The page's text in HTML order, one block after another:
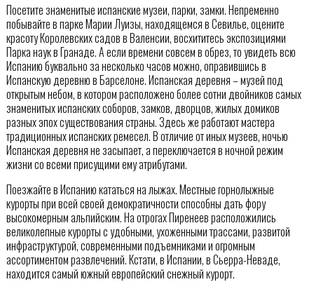
Посетите знаменитые испанские музеи, парки, замки. Непременно
побывайте в парке Марии Луизы, находящемся в Севилье, оцените
красоту Королевских садов в Валенсии, восхититесь экспозициями
Парка наук в Гранаде. А если времени совсем в обрез, то увидеть всю
Испанию буквально за несколько часов можно, оправившись в
Испанскую деревню в Барселоне. Испанская деревня – музей под
открытым небом, в котором расположено более сотни двойников самых
знаменитых испанских соборов, замков, дворцов, жилых домиков
разных эпох существования страны. Здесь же работают мастера
традиционных испанских ремесел. В отличие от иных музеев, ночью
Испанская деревня не засыпает, а переключается в ночной режим
жизни со всеми присущими ему атрибутами.
Поезжайте в Испанию кататься на лыжах. Местные горнолыжные
курорты при всей своей демократичности способны дать фору
высокомерным альпийским. На отрогах Пиренеев расположились
великолепные курорты с удобными, ухоженными трассами, развитой
инфраструктурой, современными подъемниками и огромным
ассортиментом развлечений. Кстати, в Испании, в Сьерра-Неваде,
находится самый южный европейский снежный курорт.